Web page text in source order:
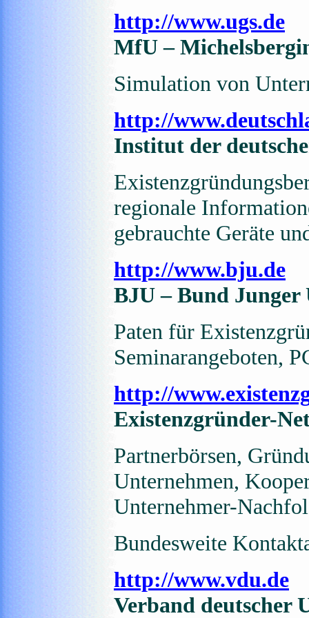
http://www.ugs.de
MfU –
Simulation von
http://
Institut der
regionale
gebrauchte Geräte
http://www.bju.de
BJU – Bund Junger
Paten für
Seminarangeboten,
http://
Existenzgründer-
Partnerbörsen,
Unternehmen,
Unternehmer-
Bundesweite
http://www.vdu.de
Verband deutscher